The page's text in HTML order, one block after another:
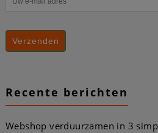
Recente berichten
Webshop verduurzamen in 3